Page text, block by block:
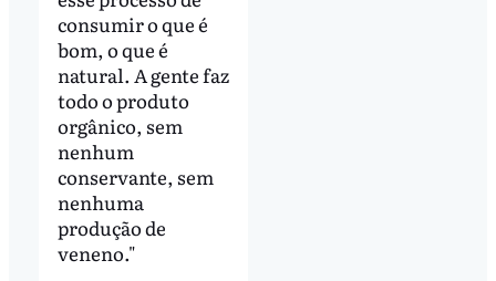
consumir o que é
bom, o que é
natural. A gente faz
todo o produto
orgânico, sem
nenhum
conservante, sem
nenhuma
produção de
veneno."